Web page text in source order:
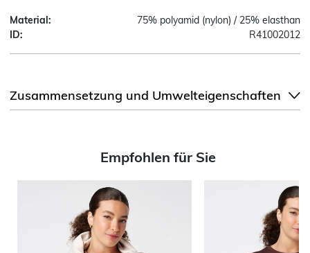
Material:
75% polyamid (nylon) / 25% elasthan
ID:
R41002012
Zusammensetzung und Umwelteigenschaften
Empfohlen für Sie